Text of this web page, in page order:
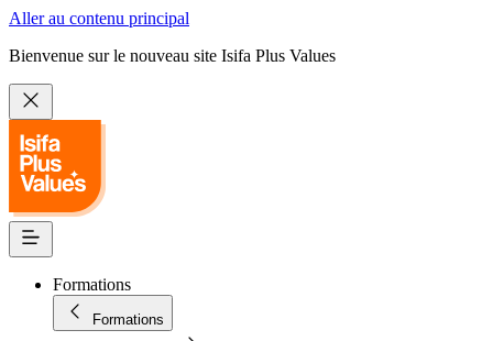
Aller au contenu principal
Bienvenue sur le nouveau site Isifa Plus Values
Formations
Formations